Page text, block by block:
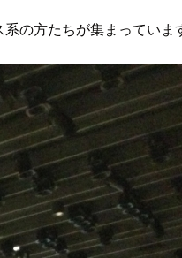
の方たちが集まっていま